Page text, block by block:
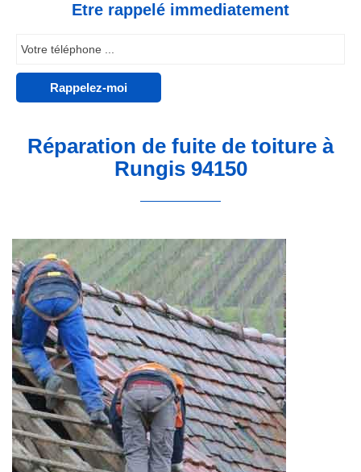
Etre rappelé immediatement
Réparation de fuite de toiture à
Rungis 94150